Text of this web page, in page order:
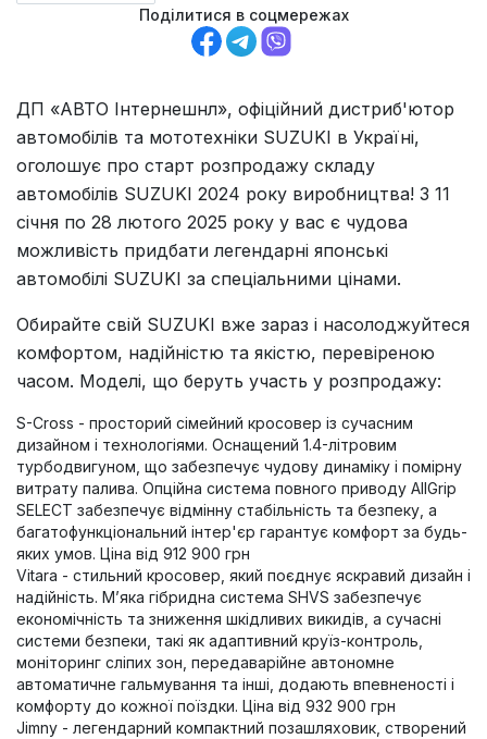
Поділитися в соцмережах
ДП «АВТО Інтернешнл», офіційний дистриб'ютор
автомобілів та мототехніки SUZUKI в Україні,
оголошує про старт розпродажу складу
автомобілів SUZUKI 2024 року виробництва! З 11
січня по 28 лютого 2025 року у вас є чудова
можливість придбати легендарні японські
автомобілі SUZUKI за спеціальними цінами.
Обирайте свій SUZUKI вже зараз і насолоджуйтеся
комфортом, надійністю та якістю, перевіреною
часом. Моделі, що беруть участь у розпродажу:
S-Cross - просторий сімейний кросовер із сучасним
дизайном і технологіями. Оснащений 1.4-літровим
турбодвигуном, що забезпечує чудову динаміку і помірну
витрату палива. Опційна система повного приводу AllGrip
SELECT забезпечує відмінну стабільність та безпеку, а
багатофункціональний інтер'єр гарантує комфорт за будь-
яких умов. Ціна від 912 900 грн
Vitara - стильний кросовер, який поєднує яскравий дизайн і
надійність. М’яка гібридна система SHVS забезпечує
економічність та зниження шкідливих викидів, а сучасні
системи безпеки, такі як адаптивний круїз-контроль,
моніторинг сліпих зон, передаварійне автономне
автоматичне гальмування та інші, додають впевненості і
комфорту до кожної поїздки. Ціна від 932 900 грн
Jimny - легендарний компактний позашляховик, створений